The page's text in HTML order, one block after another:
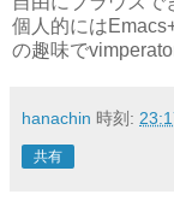
個人的には
の趣味で
hanachin 時刻:
共有